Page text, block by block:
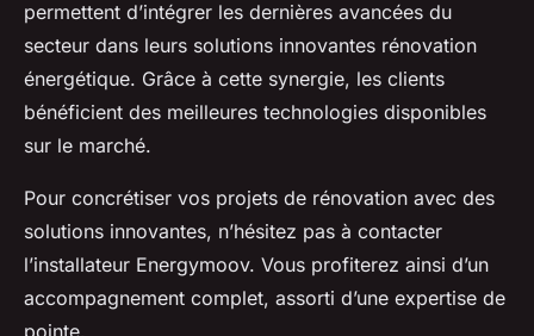
permettent d’intégrer les dernières avancées du
secteur dans leurs solutions innovantes rénovation
énergétique. Grâce à cette synergie, les clients
bénéficient des meilleures technologies disponibles
sur le marché.
Pour concrétiser vos projets de rénovation avec des
solutions innovantes, n’hésitez pas à contacter
l’installateur Energymoov. Vous profiterez ainsi d’un
accompagnement complet, assorti d’une expertise de